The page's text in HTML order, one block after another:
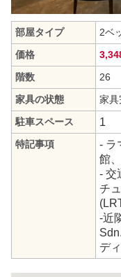
部屋タイプ
2ベ
価格
階数
26
家具の状態
家具
駐車スペース
1
特記事項
- ラ
館
- 交
チ
-近
デ